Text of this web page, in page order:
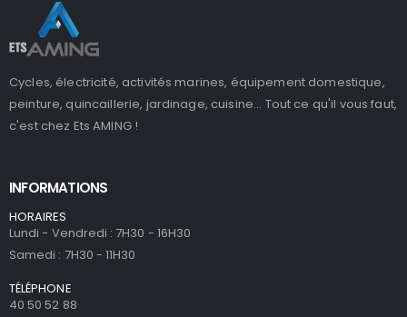
Cycles, électricité, activités marines, équipement domestique,
peinture, quincaillerie, jardinage, cuisine... Tout ce qu'il vous faut,
c'est chez Ets AMING !
INFORMATIONS
HORAIRES
Lundi - Vendredi : 7H30 - 16H30
Samedi : 7H30 - 11H30
TÉLÉPHONE
40 50 52 88